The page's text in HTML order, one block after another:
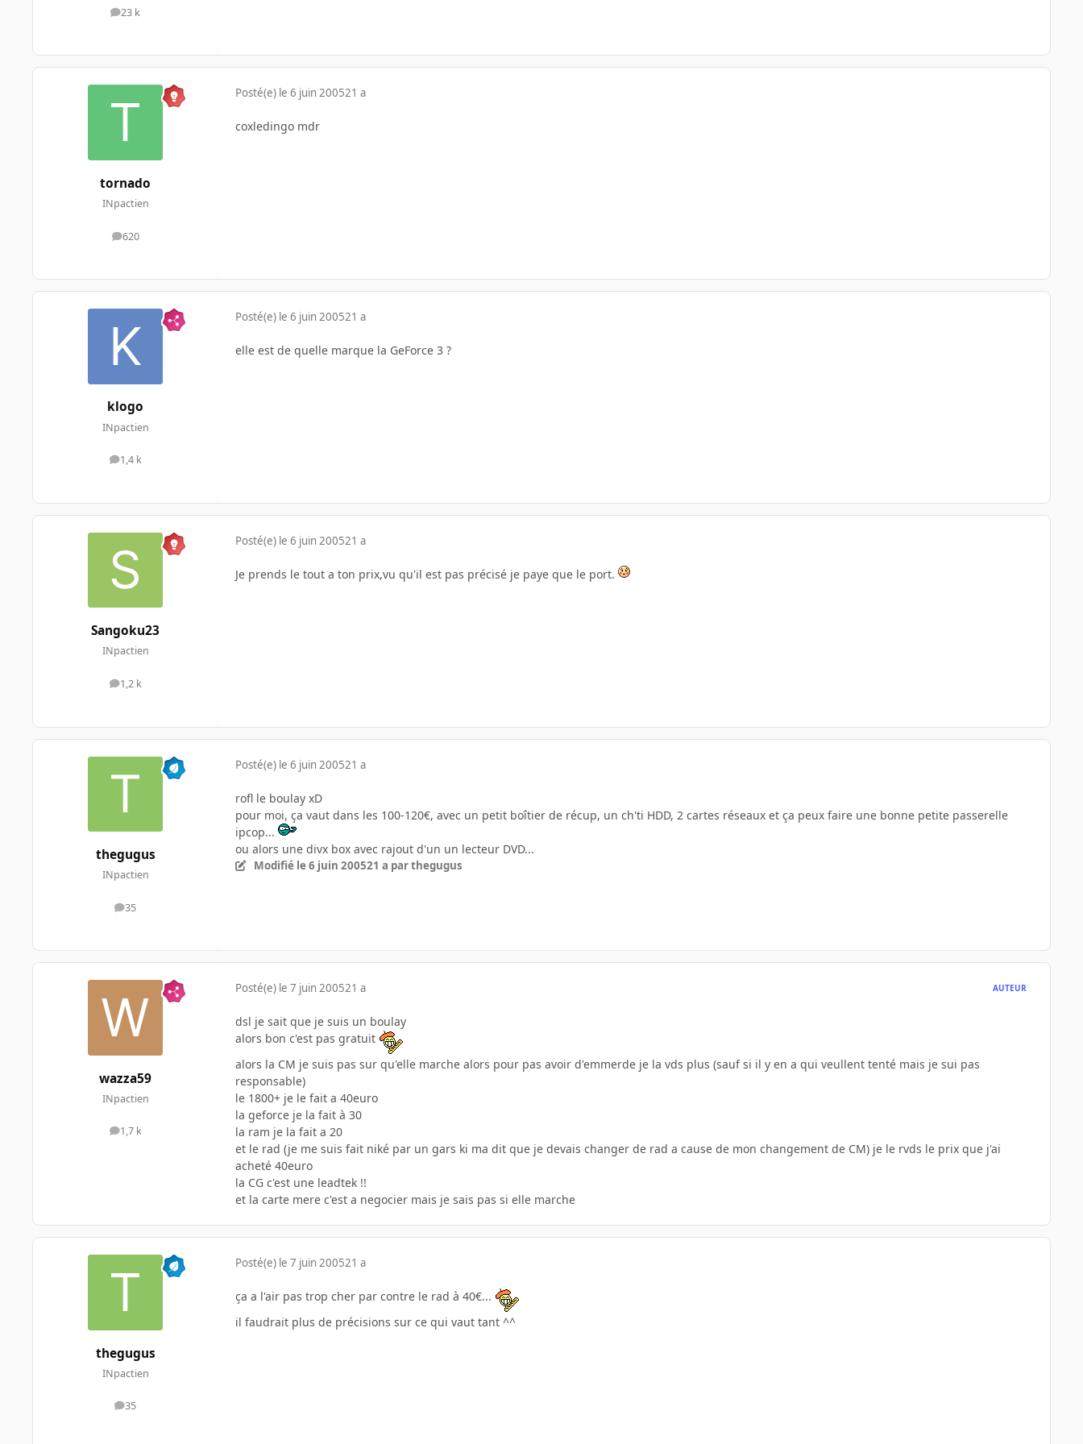
23 k
messages
tornado
INpactien
620
messages
Posté(e) le 6 juin 200521 a
coxledingo mdr
klogo
INpactien
1,4 k
messages
Posté(e) le 6 juin 200521 a
elle est de quelle marque la GeForce 3 ?
Sangoku23
INpactien
1,2 k
messages
Posté(e) le 6 juin 200521 a
Je prends le tout a ton prix,vu qu'il est pas précisé je paye que le port.
thegugus
INpactien
35
messages
Posté(e) le 6 juin 200521 a
rofl le boulay xD
pour moi, ça vaut dans les 100-120€, avec un petit boîtier de récup, un ch'ti HDD, 2 cartes réseaux et ça peux faire une bonne petite passerelle
ipcop...
ou alors une divx box avec rajout d'un un lecteur DVD...
Modifié le 6 juin 200521 a par thegugus
wazza59
INpactien
1,7 k
messages
Posté(e) le 7 juin 200521 a AUTEUR
dsl je sait que je suis un boulay
alors bon c'est pas gratuit
alors la CM je suis pas sur qu'elle marche alors pour pas avoir d'emmerde je la vds plus (sauf si il y en a qui veullent tenté mais je sui pas
responsable)
le 1800+ je le fait a 40euro
la geforce je la fait à 30
la ram je la fait a 20
et le rad (je me suis fait niké par un gars ki ma dit que je devais changer de rad a cause de mon changement de CM) je le rvds le prix que j'ai
acheté 40euro
la CG c'est une leadtek !!
et la carte mere c'est a negocier mais je sais pas si elle marche
thegugus
INpactien
35
messages
Posté(e) le 7 juin 200521 a
ça a l'air pas trop cher par contre le rad à 40€...
il faudrait plus de précisions sur ce qui vaut tant ^^